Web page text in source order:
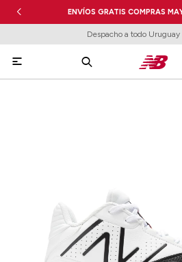
ENVÍOS GRATIS COMPRAS
Despacho a todo Uruguay
